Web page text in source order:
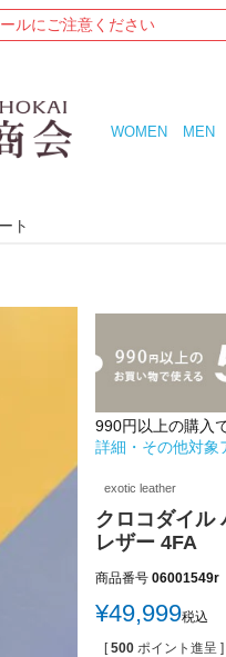
ルにご注意ください
WOMEN MEN
ト
990円以上の購入
詳細・その他対象
exotic leather
クロコダイル
レザー 4FA
商品番号 06001549r
¥49,999税込
[ 500 ポイント進呈 ]